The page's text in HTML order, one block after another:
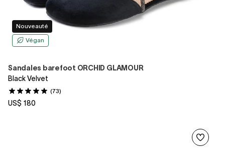
Nouveauté
Végan
Sandales barefoot ORCHID GLAMOUR
Black Velvet
(73)
US$ 180